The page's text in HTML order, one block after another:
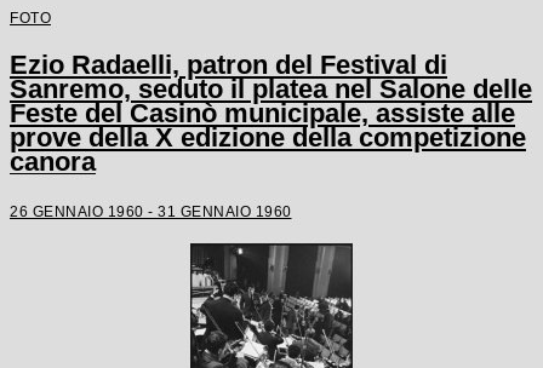
FOTO
Ezio Radaelli, patron del Festival di
Sanremo, seduto il platea nel Salone delle
Feste del Casinò municipale, assiste alle
prove della X edizione della competizione
canora
26 GENNAIO 1960 - 31 GENNAIO 1960